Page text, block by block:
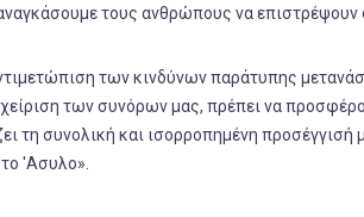
τους ανθρώπους να επιστρέψουν
των κινδύνων παράτυπης
των συνόρων μας, πρέπει να
τη συνολική και ισορροπημένη προσέγγισή
'Ασυλο».